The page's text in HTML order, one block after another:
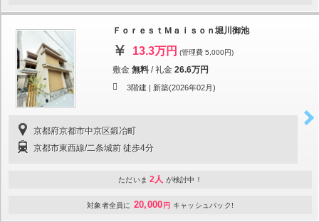
ＦｏｒｅｓｔＭａｉｓｏｎ堀川御池
13.3万円 (管理費 5,000円)
敷金 無料 /礼金 26.6万円
3階建 | 新築(2026年02月)
京都府京都市中京区鍛冶町
京都市東西線/二条城前 徒歩4分
ただいま 2人 が検討中！
対象者全員に 20,000 円 キャッシュバック!